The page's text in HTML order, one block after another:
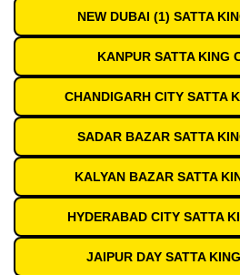
NEW DUBAI (1) SATTA
KANPUR SATTA KING
CHANDIGARH CITY SATTA
SADAR BAZAR SATTA
KALYAN BAZAR SATTA
HYDERABAD CITY SATTA
JAIPUR DAY SATTA